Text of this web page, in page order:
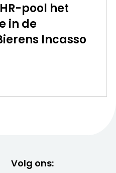
pool het
in de
Incasso
Volg ons: